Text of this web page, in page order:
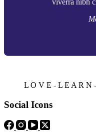
viverra nibh
L O V E - L E A R N
Social Icons